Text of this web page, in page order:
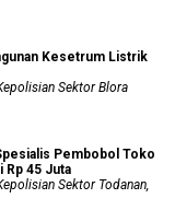
Kesetrum Listrik
Sektor Blora
Pembobol Toko
Rp 45 Juta
Sektor Todanan,